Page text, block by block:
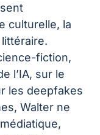
culturelle, la
fiction,
l’IA, sur le
les deepfakes
Walter ne